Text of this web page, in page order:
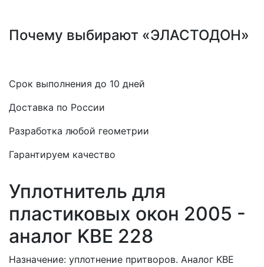
Почему выбирают «ЭЛАСТОДОН»
Срок выполнения до 10 дней
Доставка по России
Разработка любой геометрии
Гарантируем качество
Уплотнитель для
пластиковых окон 2005 -
аналог KBE 228
Назначение: уплотнение притворов. Аналог KBE